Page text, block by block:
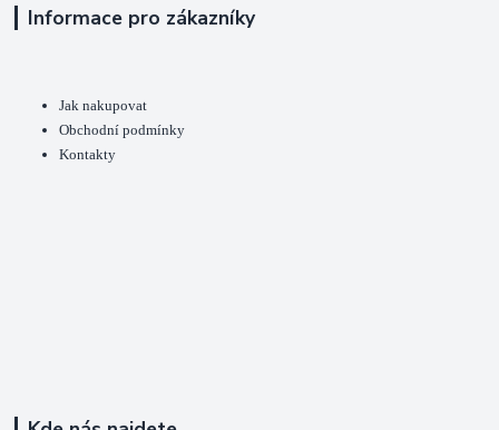
Informace pro zákazníky
Jak nakupovat
Obchodní podmínky
Kontakty